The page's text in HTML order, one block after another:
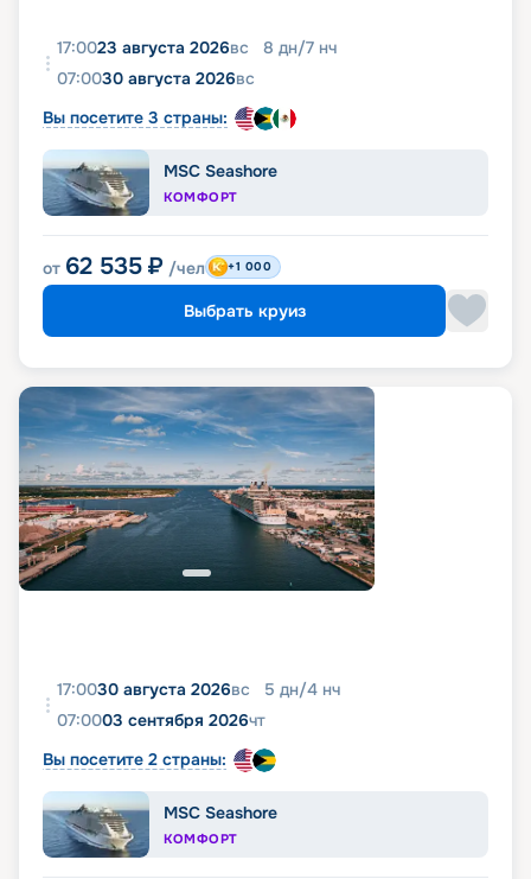
17:0023 августа 2026вс 8 дн/7 нч
07:0030 августа 2026вс
Вы посетите 3 страны:
MSC Seashore
КОМФОРТ
от 62 535 ₽ /чел +1 000
Выбрать круиз
17:0030 августа 2026вс 5 дн/4 нч
07:0003 сентября 2026чт
Вы посетите 2 страны:
MSC Seashore
КОМФОРТ